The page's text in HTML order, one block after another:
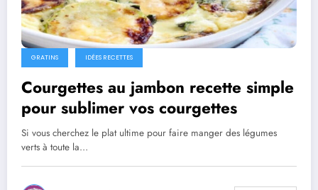
GRATINS IDÉES RECETTES
Courgettes au jambon recette simple
pour sublimer vos courgettes
Si vous cherchez le plat ultime pour faire manger des légumes
verts à toute la…